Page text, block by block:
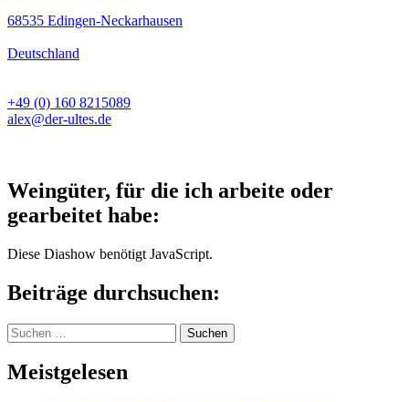
68535 Edingen-Neckarhausen
Deutschland
+49 (0) 160 8215089
alex@der-ultes.de
Weingüter, für die ich arbeite oder
gearbeitet habe:
Diese Diashow benötigt JavaScript.
Beiträge durchsuchen:
Suchen
nach:
Meistgelesen